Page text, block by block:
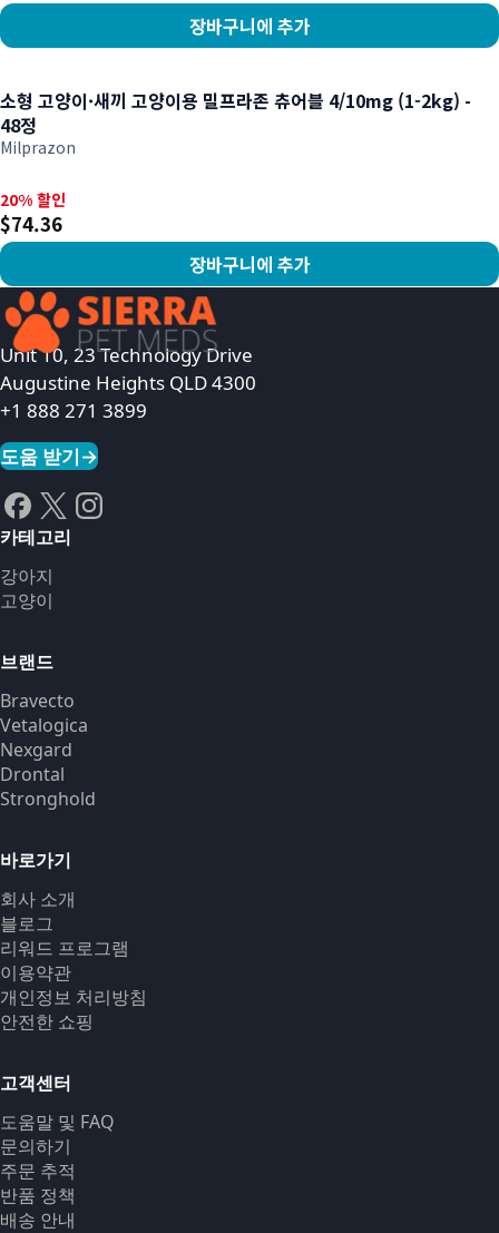
장바구니에 추가
소형 고양이·새끼 고양이용 밀프라존 츄어블 4/10mg (1-2kg) -
48정
Milprazon
20% 할인, $74.36
20% 할인
$74.36
장바구니에 추가
상품 보기
Unit 10, 23 Technology Drive
Augustine Heights QLD 4300
+1 888 271 3899
도움 받기→
카테고리
강아지
고양이
브랜드
Bravecto
Vetalogica
Nexgard
Drontal
Stronghold
바로가기
회사 소개
블로그
리워드 프로그램
이용약관
개인정보 처리방침
안전한 쇼핑
고객센터
도움말 및 FAQ
문의하기
주문 추적
반품 정책
배송 안내